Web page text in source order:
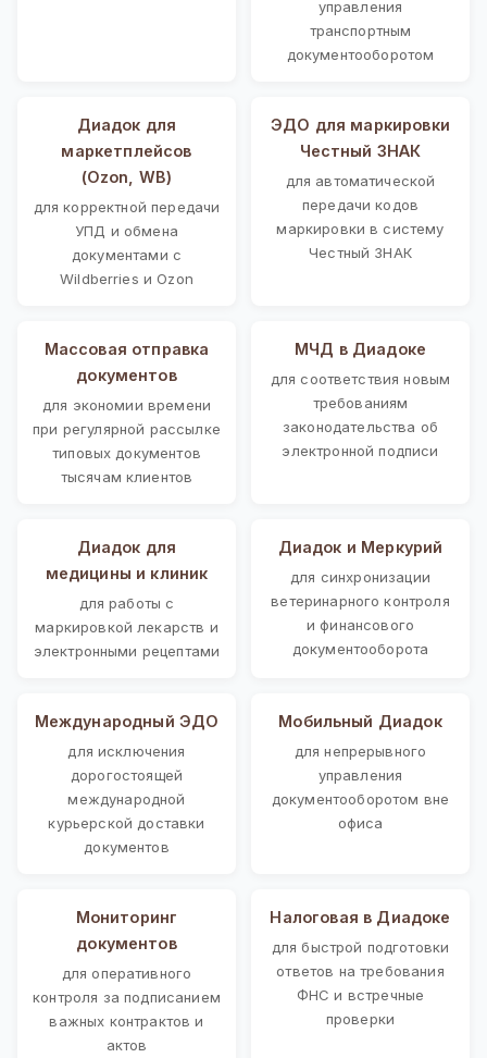
управления
транспортным
документооборотом
Диадок для
маркетплейсов
(Ozon, WB)
для корректной передачи
УПД и обмена
документами с
Wildberries и Ozon
ЭДО для маркировки
Честный ЗНАК
для автоматической
передачи кодов
маркировки в систему
Честный ЗНАК
Массовая отправка
документов
для экономии времени
при регулярной рассылке
типовых документов
тысячам клиентов
МЧД в Диадоке
для соответствия новым
требованиям
законодательства об
электронной подписи
Диадок для
медицины и клиник
для работы с
маркировкой лекарств и
электронными рецептами
Диадок и Меркурий
для синхронизации
ветеринарного контроля
и финансового
документооборота
Международный ЭДО
для исключения
дорогостоящей
международной
курьерской доставки
документов
Мобильный Диадок
для непрерывного
управления
документооборотом вне
офиса
Мониторинг
документов
для оперативного
контроля за подписанием
важных контрактов и
актов
Налоговая в Диадоке
для быстрой подготовки
ответов на требования
ФНС и встречные
проверки